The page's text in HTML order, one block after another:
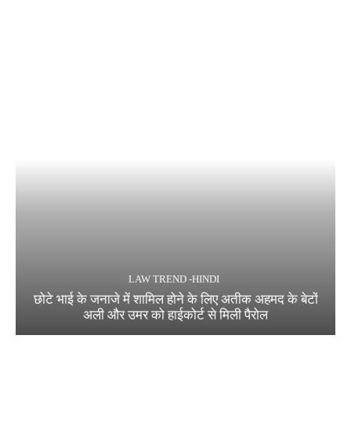
LAW TREND -HINDI
छोटे भाई के जनाजे में शामिल होने के लिए अतीक अहमद के बेटों
अली और उमर को हाईकोर्ट से मिली पैरोल